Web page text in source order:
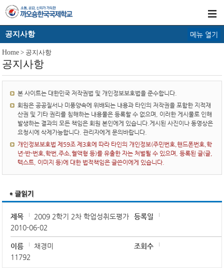
공지사항 메뉴 열기
Home > 공지사항
공지사항
본 사이트는 대한민국 저작권법 및 개인정보보호법을 준수합니다.
회원은 공공질서나 미풍양속에 위배되는 내용과 타인의 저작권을 포함한 지적재
산권 및 기타 권리를 침해하는 내용물은 등록할 수 없으며, 이러한 게시물로 인해
발생하는 결과의 모든 책임은 회원 본인에게 있습니다.게시된 사진이나 동영상은
요청시에 삭제가능합니다. 관리자에게 문의바랍니다.
개인정보보호법 제59조 제3호에 따라 타인의 개인정보(주민번호,핸드폰번호,학
년-반-번호,학번,주소,혈액형 등)를 유출한 자는 처벌될 수 있으며, 등록된 글(글,
텍스트, 이미지 등)에 대한 법적책임은 글쓴이에게 있습니다.
제목 2009 2학기 2차 학업성취도평가
등록일
2010-06-02
이름 채경미
조회수
11792